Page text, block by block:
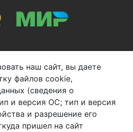
08
оптовые продажи
наш сайт, вы даете
файлов cookie,
(сведения о
и версия ОС; тип и версия
и разрешение его
пришел на сайт